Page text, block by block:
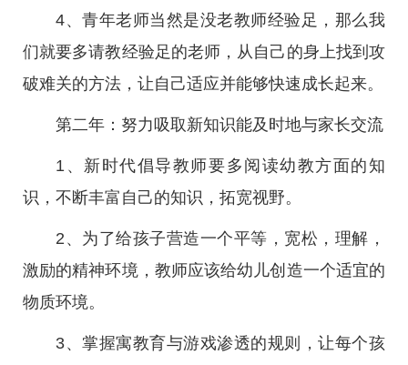
4、青年老师当然是没老教师经验足，那么我
们就要多请教经验足的老师，从自己的身上找到攻
破难关的方法，让自己适应并能够快速成长起来。
第二年：努力吸取新知识能及时地与家长交流
1、新时代倡导教师要多阅读幼教方面的知
识，不断丰富自己的知识，拓宽视野。
2、为了给孩子营造一个平等，宽松，理解，
激励的精神环境，教师应该给幼儿创造一个适宜的
物质环境。
3、掌握寓教育与游戏渗透的规则，让每个孩